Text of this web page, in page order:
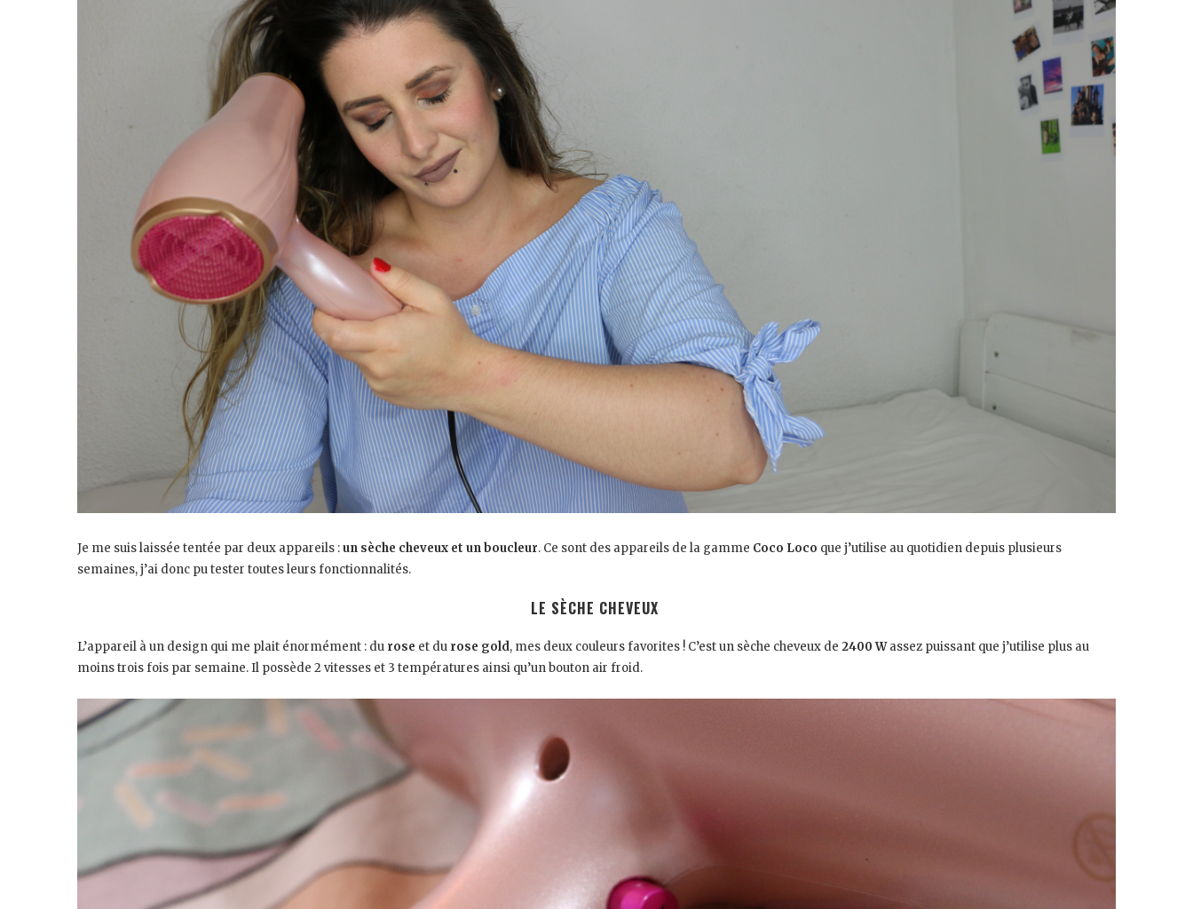
Je me suis laissée tentée par deux appareils :un sèche cheveux et un boucleur. Ce sont des appareils de la gamme Coco Loco que j’utilise au quotidien depuis plusieurs
semaines, j’ai donc pu tester toutes leurs fonctionnalités.
LE SÈCHE CHEVEUX
L’appareil à un design qui me plait énormément : du rose et du rose gold, mes deux couleurs favorites ! C’est un sèche cheveux de 2400 Wassez puissant que j’utilise plus au
moins trois fois par semaine. Il possède 2 vitesses et 3 températures ainsi qu’un bouton air froid.